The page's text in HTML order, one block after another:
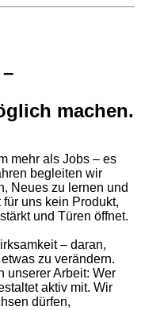
machen.
mehr als Jobs – es
begleiten wir
Neues zu lernen und
uns kein Produkt,
und Türen öffnet.
– daran,
zu verändern.
unserer Arbeit: Wer
aktiv mit. Wir
dürfen,